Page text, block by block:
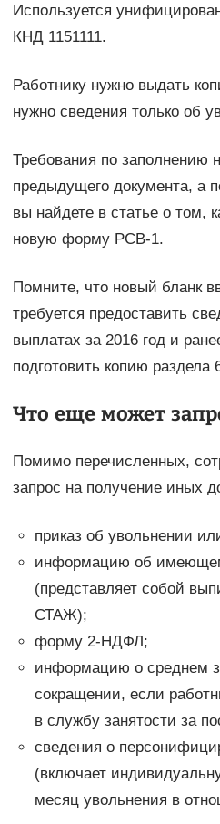
Используется
КНД 1151111.
Работнику нужно выдать
нужно сведения только об
Требования по заполнению
предыдущего документа, а
вы найдете в статье о том,
новую форму РСВ-1.
Помните, что новый бланк
требуется предоставить
выплатах за 2016 год и
подготовить копию
Что еще может
Помимо перечисленных,
запрос на получение иных
приказ об увольнении
информацию об
(представляет собой
СТАЖ);
форму 2-НДФЛ;
информацию о среднем
сокращении, если
в службу занятости за
сведения о
(включает
месяц увольнения в